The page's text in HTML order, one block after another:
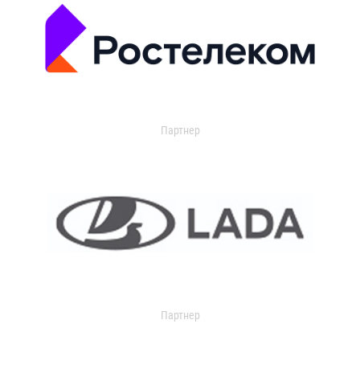
Партнер
Партнер